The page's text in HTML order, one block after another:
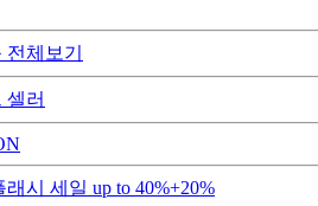
전체보기
셀러
래시 세일 up to 40%+20%